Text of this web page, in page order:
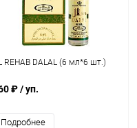
REHAB DALAL (6 мл*6 шт.)
₽/ уп.
Подробнее